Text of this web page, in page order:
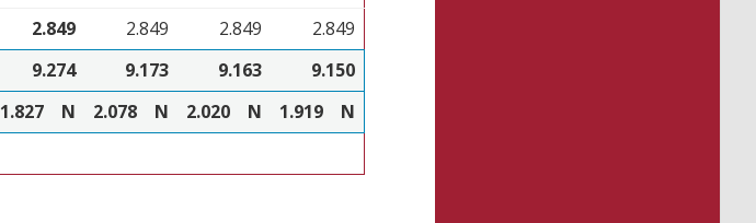
2.849 2.849 2.849
2.849
9.274 9.173 9.163
9.150
1.827 N 2.078 N 2.020 N 1.919
N